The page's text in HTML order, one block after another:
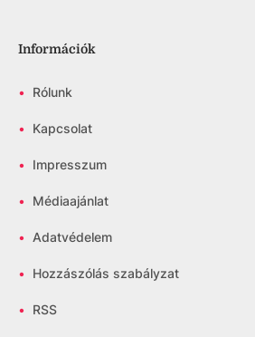
Információk
• Rólunk
• Kapcsolat
• Impresszum
• Médiaajánlat
• Adatvédelem
• Hozzászólás szabályzat
• RSS